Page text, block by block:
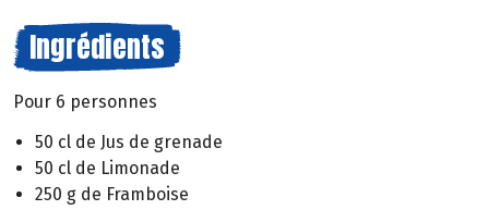
Ingrédients
Pour 6 personnes
50 cl de Jus de grenade
50 cl de Limonade
250 g de Framboise